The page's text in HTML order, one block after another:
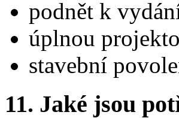
podnět k
úplnou
stavební
11. Jaké jsou